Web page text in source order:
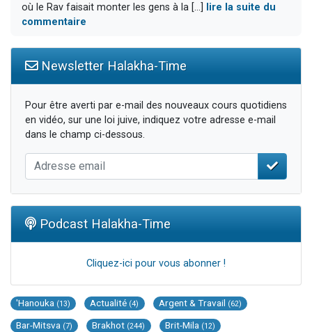
où le Rav faisait monter les gens à la [...]
lire la suite du
commentaire
Newsletter Halakha-Time
Pour être averti par e-mail des nouveaux cours quotidiens
en vidéo, sur une loi juive, indiquez votre adresse e-mail
dans le champ ci-dessous.
Podcast Halakha-Time
Cliquez-ici pour vous abonner !
'Hanouka (13) Actualité (4) Argent & Travail (62)
Bar-Mitsva (7) Brakhot (244) Brit-Mila (12)